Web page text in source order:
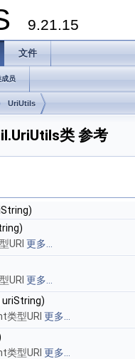
9.21.15
文件
成员
UriUtils
类 参考
URI 更多...
URI 更多...
类型URI 更多...
类型URI 更多...